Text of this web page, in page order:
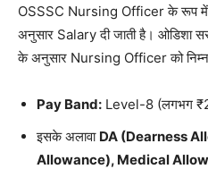
OSSSC Nursing Officer के रूप में
अनुसार Salary दी जाती है।
के अनुसार Nursing Officer को
Pay Band: Level-8 (लगभग
इसके अलावा DA (Dearness
Allowance), Medical